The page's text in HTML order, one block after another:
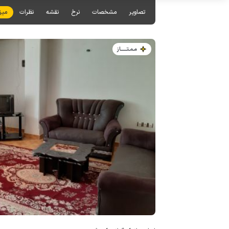
مـمـتــــــاز
تصاویر مشخصات نرخ نقشه نظرات